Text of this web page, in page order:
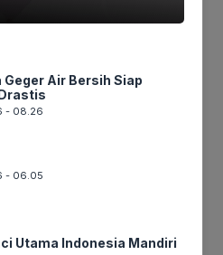
Geger Air Bersih Siap
- 08.26
- 06.05
Utama Indonesia Mandiri